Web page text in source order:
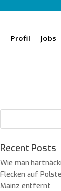
Profil Jobs
Recent Posts
Wie man
Flecken auf
Mainz entfernt